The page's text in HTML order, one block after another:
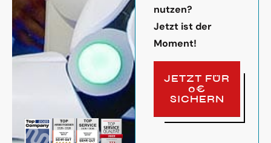
nutzen?
Jetzt ist der
Moment!
JETZT FÜR
0€
SICHERN